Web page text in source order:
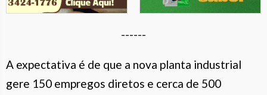
------
A expectativa é de que a nova planta industrial
gere 150 empregos diretos e cerca de 500